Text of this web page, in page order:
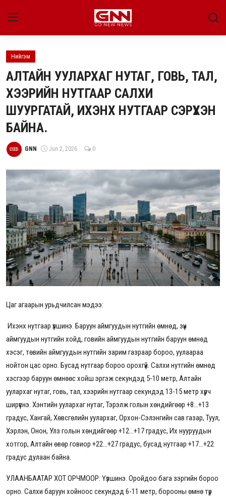
Улс төр
Нийгэм
Энтертайнмент
Эдийн засаг
Live
Гадаад мэдээ
People
Нийгэм
АЛТАЙН УУЛАРХАГ НУТАГ, ГОВЬ, ТАЛ,
ХЭЭРИЙН НУТГААР САЛХИ
ШУУРГАТАЙ, ИХЭНХ НУТГААР СЭРҮҮХЭН
БАЙНА.
GNN Jun 2, 2026 0
Цаг агаарын урьдчилсан мэдээ:
Ихэнх нутгаар үүлшинэ. Баруун аймгуудын нутгийн өмнөд, зүүн
аймгуудын нутгийн хойд, говийн аймгуудын нутгийн баруун өмнөд
хэсэг, төвийн аймгуудын нутгийн зарим газраар бороо, уулаараа
нойтон цас орно. Бусад нутгаар бороо орохгүй. Салхи нутгийн өмнөд
хэсгээр баруун өмнөөс хойш эргэж секундэд 5-10 метр, Алтайн
уулархаг нутаг, говь, тал, хээрийн нутгаар секундэд 13-15 метр хүрч
ширүүснэ. Хэнтийн уулархаг нутаг, Тэрэлж голын хөндийгөөр +8...+13
градус, Хангай, Хөвсгөлийн уулархаг, Орхон-Сэлэнгийн сав газар, Туул,
Хэрлэн, Онон, Улз голын хөндийгөөр +12...+17 градус, Их нууруудын
хотгор, Алтайн өвөр говиор +22...+27 градус, бусад нутгаар +17...+22
градус дулаан байна.
УЛААНБААТАР ХОТ ОРЧМООР: Үүлшинэ. Оройдоо бага зэргийн бороо
орно. Салхи баруун хойноос секундэд 6-11 метр, борооны өмнө түр